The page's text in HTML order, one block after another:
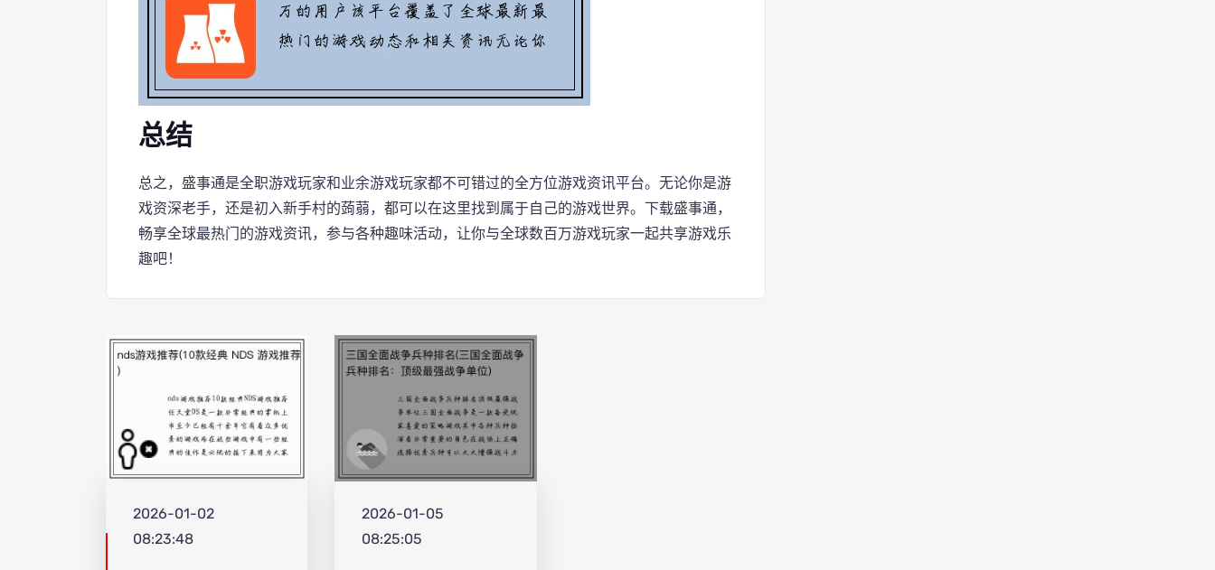
总结
总之，盛事通是全职游戏玩家和业余游戏玩家都不可错过的全方位游戏资讯平台。无论你是游
戏资深老手，还是初入新手村的蒟蒻，都可以在这里找到属于自己的游戏世界。下载盛事通，
畅享全球最热门的游戏资讯，参与各种趣味活动，让你与全球数百万游戏玩家一起共享游戏乐
趣吧！
2026-01-02
08:23:48
2026-01-05
08:25:05